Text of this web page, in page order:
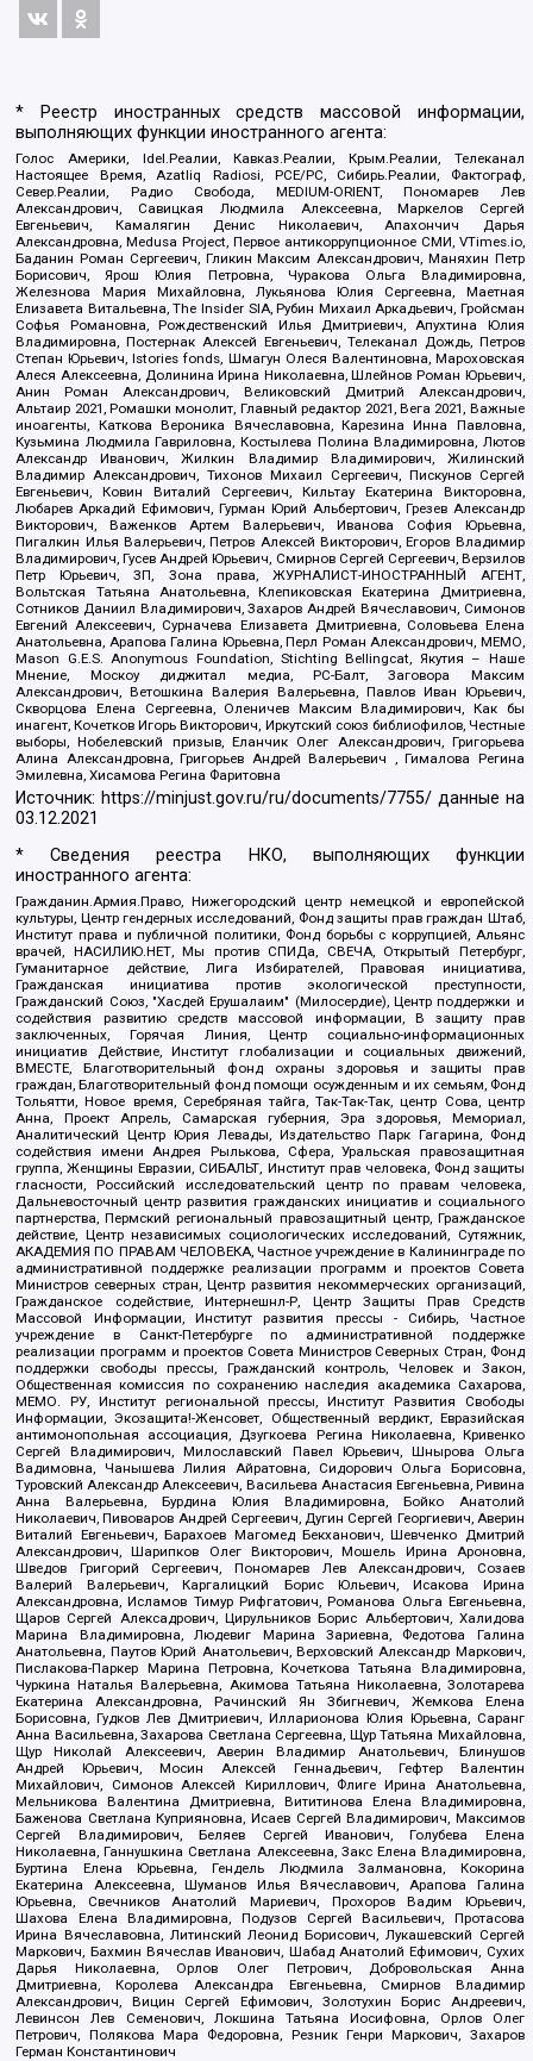
* Реестр иностранных средств массовой информации,
выполняющих функции иностранного агента:
Голос Америки, Idel.Реалии, Кавказ.Реалии, Крым.Реалии, Телеканал
Настоящее Время, Azatliq Radiosi, PCE/PC, Сибирь.Реалии, Фактограф,
Север.Реалии, Радио Свобода, MEDIUM-ORIENT, Пономарев Лев
Александрович, Савицкая Людмила Алексеевна, Маркелов Сергей
Евгеньевич, Камалягин Денис Николаевич, Апахончич Дарья
Александровна, Medusa Project, Первое антикоррупционное СМИ, VTimes.io,
Баданин Роман Сергеевич, Гликин Максим Александрович, Маняхин Петр
Борисович, Ярош Юлия Петровна, Чуракова Ольга Владимировна,
Железнова Мария Михайловна, Лукьянова Юлия Сергеевна, Маетная
Елизавета Витальевна, The Insider SIA, Рубин Михаил Аркадьевич, Гройсман
Софья Романовна, Рождественский Илья Дмитриевич, Апухтина Юлия
Владимировна, Постернак Алексей Евгеньевич, Телеканал Дождь, Петров
Степан Юрьевич, Istories fonds, Шмагун Олеся Валентиновна, Мароховская
Алеся Алексеевна, Долинина Ирина Николаевна, Шлейнов Роман Юрьевич,
Анин Роман Александрович, Великовский Дмитрий Александрович,
Альтаир 2021, Ромашки монолит, Главный редактор 2021, Вега 2021, Важные
иноагенты, Каткова Вероника Вячеславовна, Карезина Инна Павловна,
Кузьмина Людмила Гавриловна, Костылева Полина Владимировна, Лютов
Александр Иванович, Жилкин Владимир Владимирович, Жилинский
Владимир Александрович, Тихонов Михаил Сергеевич, Пискунов Сергей
Евгеньевич, Ковин Виталий Сергеевич, Кильтау Екатерина Викторовна,
Любарев Аркадий Ефимович, Гурман Юрий Альбертович, Грезев Александр
Викторович, Важенков Артем Валерьевич, Иванова София Юрьевна,
Пигалкин Илья Валерьевич, Петров Алексей Викторович, Егоров Владимир
Владимирович, Гусев Андрей Юрьевич, Смирнов Сергей Сергеевич, Верзилов
Петр Юрьевич, ЗП, Зона права, ЖУРНАЛИСТ-ИНОСТРАННЫЙ АГЕНТ,
Вольтская Татьяна Анатольевна, Клепиковская Екатерина Дмитриевна,
Сотников Даниил Владимирович, Захаров Андрей Вячеславович, Симонов
Евгений Алексеевич, Сурначева Елизавета Дмитриевна, Соловьева Елена
Анатольевна, Арапова Галина Юрьевна, Перл Роман Александрович, МЕМО,
Mason G.E.S. Anonymous Foundation, Stichting Bellingcat, Якутия – Наше
Мнение, Москоу диджитал медиа, РС-Балт, Заговора Максим
Александрович, Ветошкина Валерия Валерьевна, Павлов Иван Юрьевич,
Скворцова Елена Сергеевна, Оленичев Максим Владимирович, Как бы
инагент, Кочетков Игорь Викторович, Иркутский союз библиофилов, Честные
выборы, Нобелевский призыв, Еланчик Олег Александрович, Григорьева
Алина Александровна, Григорьев Андрей Валерьевич , Гималова Регина
Эмилевна, Хисамова Регина Фаритовна
Источник: https://minjust.gov.ru/ru/documents/7755/ данные на
03.12.2021
* Сведения реестра НКО, выполняющих функции
иностранного агента:
Гражданин.Армия.Право, Нижегородский центр немецкой и европейской
культуры, Центр гендерных исследований, Фонд защиты прав граждан Штаб,
Институт права и публичной политики, Фонд борьбы с коррупцией, Альянс
врачей, НАСИЛИЮ.НЕТ, Мы против СПИДа, СВЕЧА, Открытый Петербург,
Гуманитарное действие, Лига Избирателей, Правовая инициатива,
Гражданская инициатива против экологической преступности,
Гражданский Союз, "Хасдей Ерушалаим" (Милосердие), Центр поддержки и
содействия развитию средств массовой информации, В защиту прав
заключенных, Горячая Линия, Центр социально-информационных
инициатив Действие, Институт глобализации и социальных движений,
ВМЕСТЕ, Благотворительный фонд охраны здоровья и защиты прав
граждан, Благотворительный фонд помощи осужденным и их семьям, Фонд
Тольятти, Новое время, Серебряная тайга, Так-Так-Так, центр Сова, центр
Анна, Проект Апрель, Самарская губерния, Эра здоровья, Мемориал,
Аналитический Центр Юрия Левады, Издательство Парк Гагарина, Фонд
содействия имени Андрея Рылькова, Сфера, Уральская правозащитная
группа, Женщины Евразии, СИБАЛЬТ, Институт прав человека, Фонд защиты
гласности, Российский исследовательский центр по правам человека,
Дальневосточный центр развития гражданских инициатив и социального
партнерства, Пермский региональный правозащитный центр, Гражданское
действие, Центр независимых социологических исследований, Сутяжник,
АКАДЕМИЯ ПО ПРАВАМ ЧЕЛОВЕКА, Частное учреждение в Калининграде по
административной поддержке реализации программ и проектов Совета
Министров северных стран, Центр развития некоммерческих организаций,
Гражданское содействие, Интернешнл-Р, Центр Защиты Прав Средств
Массовой Информации, Институт развития прессы - Сибирь, Частное
учреждение в Санкт-Петербурге по административной поддержке
реализации программ и проектов Совета Министров Северных Стран, Фонд
поддержки свободы прессы, Гражданский контроль, Человек и Закон,
Общественная комиссия по сохранению наследия академика Сахарова,
МЕМО. РУ, Институт региональной прессы, Институт Развития Свободы
Информации, Экозащита!-Женсовет, Общественный вердикт, Евразийская
антимонопольная ассоциация, Дзугкоева Регина Николаевна, Кривенко
Сергей Владимирович, Милославский Павел Юрьевич, Шнырова Ольга
Вадимовна, Чанышева Лилия Айратовна, Сидорович Ольга Борисовна,
Туровский Александр Алексеевич, Васильева Анастасия Евгеньевна, Ривина
Анна Валерьевна, Бурдина Юлия Владимировна, Бойко Анатолий
Николаевич, Пивоваров Андрей Сергеевич, Дугин Сергей Георгиевич, Аверин
Виталий Евгеньевич, Барахоев Магомед Бекханович, Шевченко Дмитрий
Александрович, Шарипков Олег Викторович, Мошель Ирина Ароновна,
Шведов Григорий Сергеевич, Пономарев Лев Александрович, Созаев
Валерий Валерьевич, Каргалицкий Борис Юльевич, Исакова Ирина
Александровна, Исламов Тимур Рифгатович, Романова Ольга Евгеньевна,
Щаров Сергей Алексадрович, Цирульников Борис Альбертович, Халидова
Марина Владимировна, Людевиг Марина Зариевна, Федотова Галина
Анатольевна, Паутов Юрий Анатольевич, Верховский Александр Маркович,
Пислакова-Паркер Марина Петровна, Кочеткова Татьяна Владимировна,
Чуркина Наталья Валерьевна, Акимова Татьяна Николаевна, Золотарева
Екатерина Александровна, Рачинский Ян Збигневич, Жемкова Елена
Борисовна, Гудков Лев Дмитриевич, Илларионова Юлия Юрьевна, Саранг
Анна Васильевна, Захарова Светлана Сергеевна, Щур Татьяна Михайловна,
Щур Николай Алексеевич, Аверин Владимир Анатольевич, Блинушов
Андрей Юрьевич, Мосин Алексей Геннадьевич, Гефтер Валентин
Михайлович, Симонов Алексей Кириллович, Флиге Ирина Анатольевна,
Мельникова Валентина Дмитриевна, Вититинова Елена Владимировна,
Баженова Светлана Куприяновна, Исаев Сергей Владимирович, Максимов
Сергей Владимирович, Беляев Сергей Иванович, Голубева Елена
Николаевна, Ганнушкина Светлана Алексеевна, Закс Елена Владимировна,
Буртина Елена Юрьевна, Гендель Людмила Залмановна, Кокорина
Екатерина Алексеевна, Шуманов Илья Вячеславович, Арапова Галина
Юрьевна, Свечников Анатолий Мариевич, Прохоров Вадим Юрьевич,
Шахова Елена Владимировна, Подузов Сергей Васильевич, Протасова
Ирина Вячеславовна, Литинский Леонид Борисович, Лукашевский Сергей
Маркович, Бахмин Вячеслав Иванович, Шабад Анатолий Ефимович, Сухих
Дарья Николаевна, Орлов Олег Петрович, Добровольская Анна
Дмитриевна, Королева Александра Евгеньевна, Смирнов Владимир
Александрович, Вицин Сергей Ефимович, Золотухин Борис Андреевич,
Левинсон Лев Семенович, Локшина Татьяна Иосифовна, Орлов Олег
Петрович, Полякова Мара Федоровна, Резник Генри Маркович, Захаров
Герман Константинович